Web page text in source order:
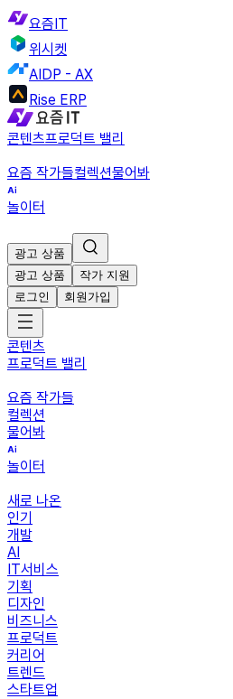
요즘IT
위시켓
AIDP - AX
Rise ERP
콘텐츠프로덕트 밸리
요즘 작가들컬렉션물어봐
놀이터
광고 상품
광고 상품
작가 지원
로그인
회원가입
콘텐츠
프로덕트 밸리
요즘 작가들
컬렉션
물어봐
놀이터
새로 나온
인기
개발
AI
IT서비스
기획
디자인
비즈니스
프로덕트
커리어
트렌드
스타트업